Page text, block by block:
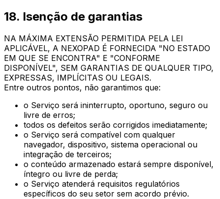
18. Isenção de garantias
NA MÁXIMA EXTENSÃO PERMITIDA PELA LEI
APLICÁVEL, A NEXOPAD É FORNECIDA "NO ESTADO
EM QUE SE ENCONTRA" E "CONFORME
DISPONÍVEL", SEM GARANTIAS DE QUALQUER TIPO,
EXPRESSAS, IMPLÍCITAS OU LEGAIS.
Entre outros pontos, não garantimos que:
o Serviço será ininterrupto, oportuno, seguro ou
livre de erros;
todos os defeitos serão corrigidos imediatamente;
o Serviço será compatível com qualquer
navegador, dispositivo, sistema operacional ou
integração de terceiros;
o conteúdo armazenado estará sempre disponível,
íntegro ou livre de perda;
o Serviço atenderá requisitos regulatórios
específicos do seu setor sem acordo prévio.